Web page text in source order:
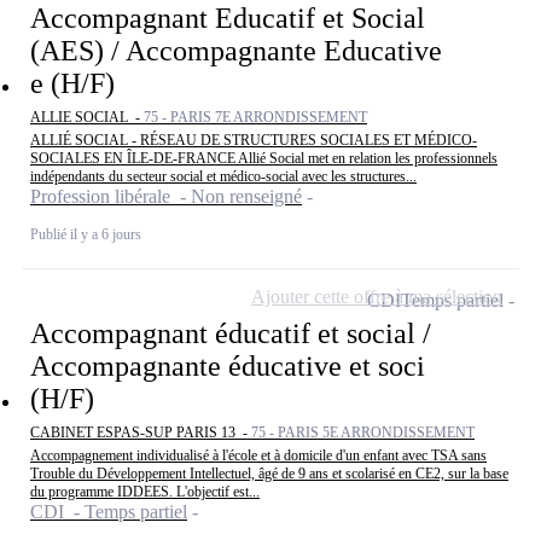
Accompagnant Educatif et Social
(AES) / Accompagnante Educative
e (H/F)
ALLIE SOCIAL - 75 - PARIS 7E ARRONDISSEMENT
ALLIÉ SOCIAL - RÉSEAU DE STRUCTURES SOCIALES ET MÉDICO-
SOCIALES EN ÎLE-DE-FRANCE Allié Social met en relation les professionnels
indépendants du secteur social et médico-social avec les structures...
Profession libérale - Non renseigné
Publié il y a 6 jours
Accompagnant éducatif et social /
Accompagnante éducative et soci
(H/F)
CABINET ESPAS-SUP PARIS 13 - 75 - PARIS 5E ARRONDISSEMENT
Accompagnement individualisé à l'école et à domicile d'un enfant avec TSA sans
Trouble du Développement Intellectuel, âgé de 9 ans et scolarisé en CE2, sur la base
du programme IDDEES. L'objectif est...
CDI - Temps partiel
CDITemps partiel
Ajouter cette offre à ma sélection